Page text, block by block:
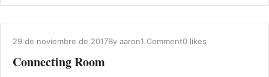
29 de noviembre de 2017By aaron1 Comment0 likes
Connecting Room